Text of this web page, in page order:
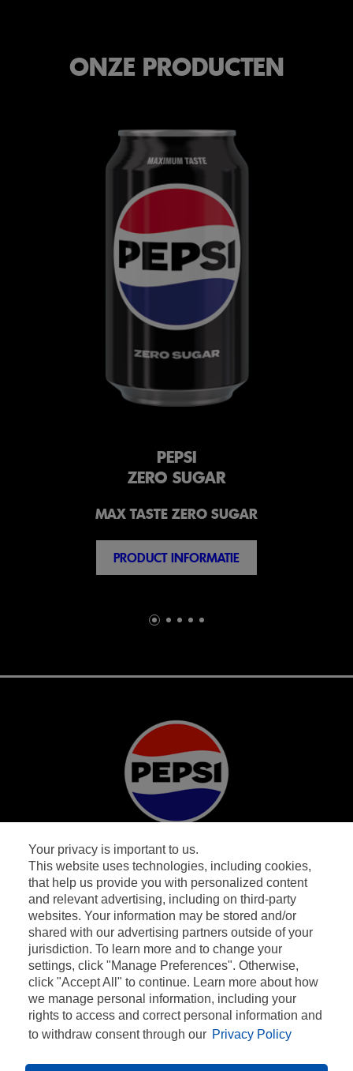
Your privacy is important to us.
This website uses technologies, including cookies,
that help us provide you with personalized content
and relevant advertising, including on third-party
websites. Your information may be stored and/or
shared with our advertising partners outside of your
jurisdiction. To learn more and to change your
settings, click "Manage Preferences". Otherwise,
click "Accept All" to continue. Learn more about how
we manage personal information, including your
rights to access and correct personal information and
to withdraw consent through our Privacy Policy
ONZE PRODUCTEN
PEPSI
ZERO SUGAR
MAX TASTE ZERO SUGAR
PRODUCT INFORMATIE
FacebookInstagram
Algemene Voorwaarden
Privacy
Contact
FAQ